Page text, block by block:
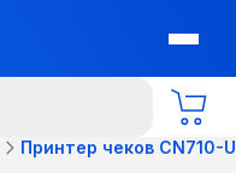
Принтер чеков CN710-